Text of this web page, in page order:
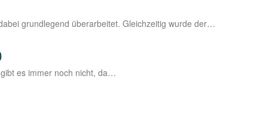
grund­le­gend über­ar­bei­tet. Gleich­zei­tig wur­de der…
es immer noch nicht, da…